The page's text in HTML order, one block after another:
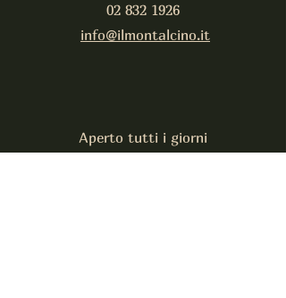
02 832 1926
info@ilmontalcino.it
​Aperto tutti i giorni